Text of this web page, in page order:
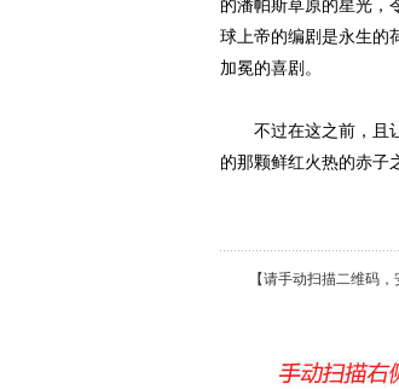
的潘帕斯草原的星光，
球上帝的编剧是永生的
加冕的喜剧。
不过在这之前，且让
的那颗鲜红火热的赤子
【请手动扫描二维码，安